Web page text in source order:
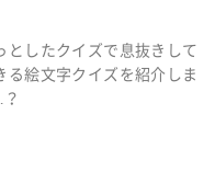
としたクイズで息抜きして
絵文字クイズを紹介しま